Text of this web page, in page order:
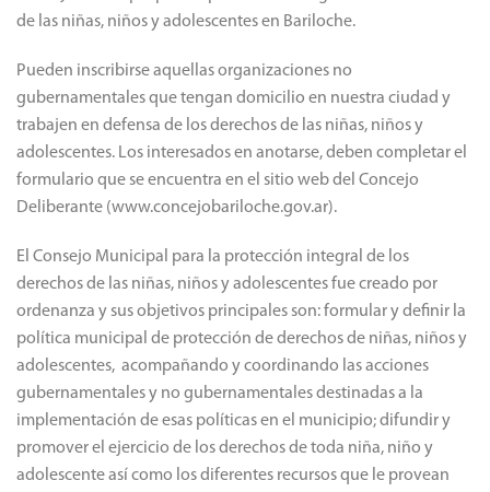
de las niñas, niños y adolescentes en Bariloche.
Pueden inscribirse aquellas organizaciones no
gubernamentales que tengan domicilio en nuestra ciudad y
trabajen en defensa de los derechos de las niñas, niños y
adolescentes. Los interesados en anotarse, deben completar el
formulario que se encuentra en el sitio web del Concejo
Deliberante (www.concejobariloche.gov.ar).
El Consejo Municipal para la protección integral de los
derechos de las niñas, niños y adolescentes fue creado por
ordenanza y sus objetivos principales son: formular y definir la
política municipal de protección de derechos de niñas, niños y
adolescentes, acompañando y coordinando las acciones
gubernamentales y no gubernamentales destinadas a la
implementación de esas políticas en el municipio; difundir y
promover el ejercicio de los derechos de toda niña, niño y
adolescente así como los diferentes recursos que le provean